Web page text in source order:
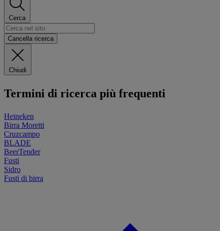
Cerca
Cancella ricerca
Chiudi
Termini di ricerca più frequenti
Heineken
Birra Moretti
Cruzcampo
BLADE
BeerTender
Fusti
Sidro
Fusti di birra